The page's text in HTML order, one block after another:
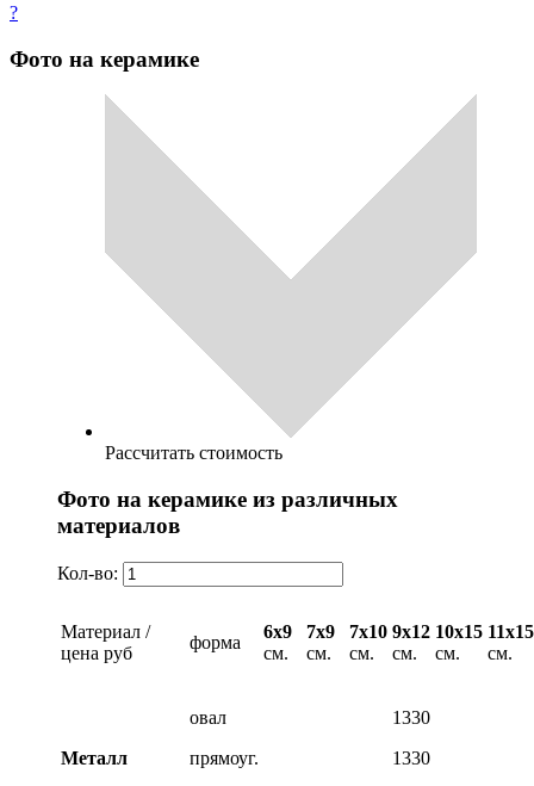
?
Фото на керамике
Рассчитать стоимость
Фото на керамике из различных
материалов
Кол-во:
Материал /
цена руб
форма
6х9
см.
7х9
см.
7х10
см.
9х12
см.
10х15
см.
11х15
см.
Металл
овал
прямоуг.
1330
1330